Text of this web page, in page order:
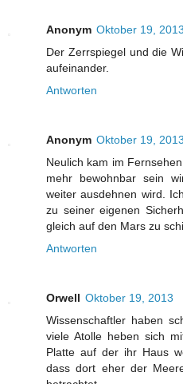
Anonym Oktober 19, 2013
Der Zerrspiegel und die
aufeinander.
Antworten
Anonym Oktober 19, 2013
Neulich kam im
mehr bewohnbar sein
weiter ausdehnen wird.
zu seiner eigenen
gleich auf den Mars zu
Antworten
Orwell Oktober 19, 2013
Wissenschaftler haben
viele Atolle heben sich
Platte auf der ihr Haus
dass dort eher der